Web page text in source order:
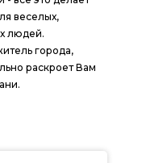
веселых,
людей.
города,
раскроет Вам